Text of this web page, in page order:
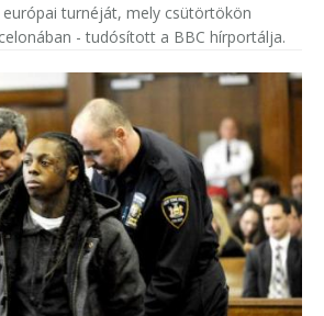
turnéját, mely csütörtökön
- tudósított a BBC hírportálja.